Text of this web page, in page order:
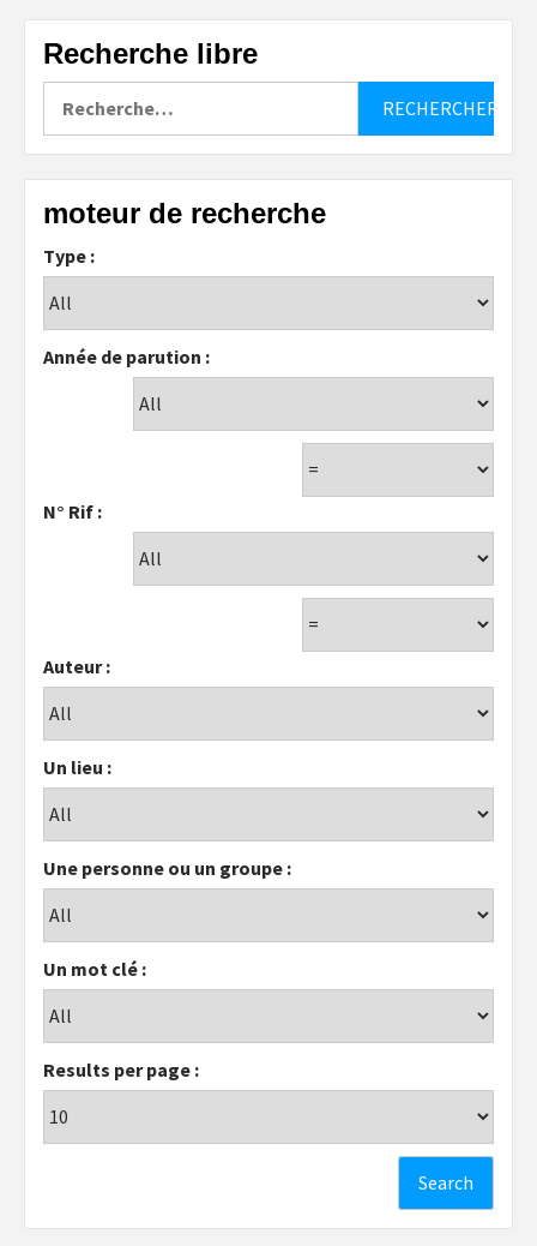
Recherche libre
moteur de recherche
Type :
Année de parution :
N° Rif :
Auteur :
Un lieu :
Une personne ou un groupe :
Un mot clé :
Results per page :